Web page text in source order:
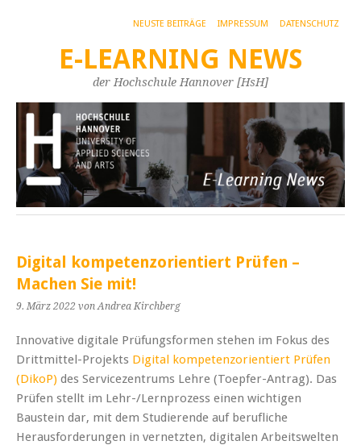
NEUSTE BEITRÄGE IMPRESSUM DATENSCHUTZ
E-LEARNING NEWS
der Hochschule Hannover [HsH]
Digital kompetenzorientiert Prüfen –
Machen Sie mit!
9. März 2022 von Andrea Kirchberg
Innovative digitale Prüfungsformen stehen im Fokus des
Drittmittel-Projekts Digital kompetenzorientiert Prüfen
(DikoP) des Servicezentrums Lehre (Toepfer-Antrag). Das
Prüfen stellt im Lehr-/Lernprozess einen wichtigen
Baustein dar, mit dem Studierende auf berufliche
Herausforderungen in vernetzten, digitalen Arbeitswelten